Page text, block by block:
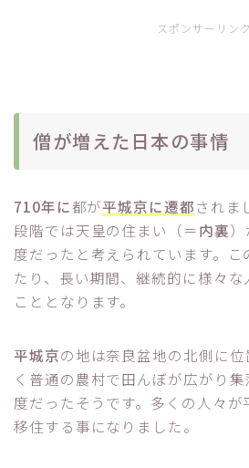
スポンサーリンク
僧が増えた日本の事情
710年に都が平城京に遷都されま
段階では天皇の住まい（＝内裏
度だったと考えられています。こ
たり、長い期間、継続的に様々
こととなります。
平城京の地は奈良盆地の北側に
く普通の農村で田んぼが広がり
度だったそうです。多くの人々
移住する事になりました。